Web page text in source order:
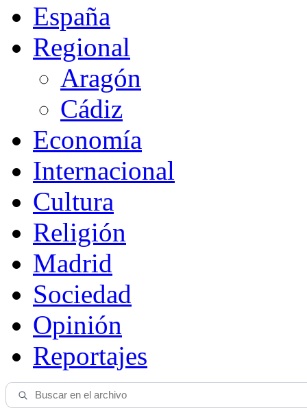
España
Regional
Aragón
Cádiz
Economía
Internacional
Cultura
Religión
Madrid
Sociedad
Opinión
Reportajes